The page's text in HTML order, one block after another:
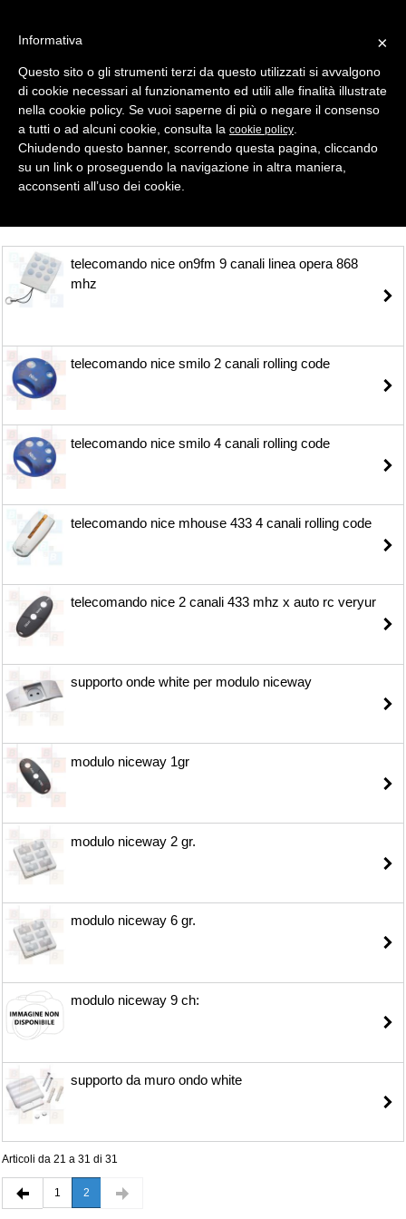
Selezione
TELECOMANDI ROLLING CODE > NICE
telecomando nice on9fm 9 canali linea opera 868
mhz
telecomando nice smilo 2 canali rolling code
telecomando nice smilo 4 canali rolling code
telecomando nice mhouse 433 4 canali rolling code
telecomando nice 2 canali 433 mhz x auto rc veryur
supporto onde white per modulo niceway
modulo niceway 1gr
modulo niceway 2 gr.
modulo niceway 6 gr.
modulo niceway 9 ch:
supporto da muro ondo white
Articoli da 21 a 31 di 31
1 2
×
Informativa
Questo sito o gli strumenti terzi da questo utilizzati si avvalgono
di cookie necessari al funzionamento ed utili alle finalità illustrate
nella cookie policy. Se vuoi saperne di più o negare il consenso
a tutti o ad alcuni cookie, consulta la cookie policy
Chiudendo questo banner, scorrendo questa pagina, cliccando
su un link o proseguendo la navigazione in altra maniera,
acconsenti all’uso dei cookie.